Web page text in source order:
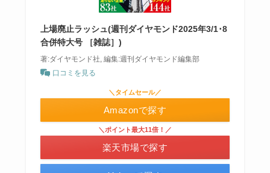
上場廃止ラッシュ(週刊ダイヤモンド2025年3/1･8
合併特大号 ［雑誌］)
著:ダイヤモンド社, 編集:週刊ダイヤモンド編集部
口コミを見る
＼タイムセール／
Amazonで探す
＼ポイント最大11倍！／
楽天市場で探す